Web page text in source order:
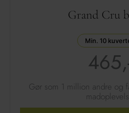
Grand Cru
Min. 10
Gør som 1 million andre og